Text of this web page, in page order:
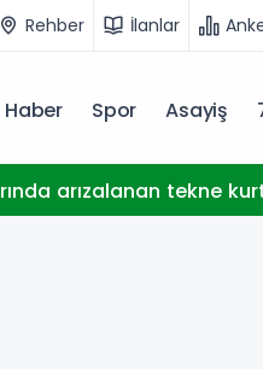
Rehber İlanlar
Spor Asayiş
arızalanan tekne